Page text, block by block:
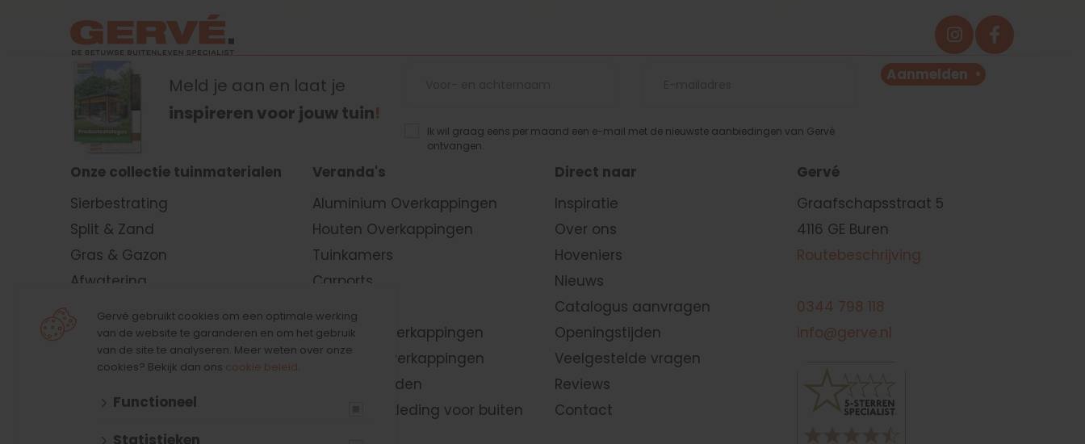
Meld je aan en laat je
inspireren voor jouw tuin!
Ik wil graag eens per maand een e-mail met de nieuwste aanbiedingen van Gervé
ontvangen.
Aanmelden
Onze collectie tuinmaterialen
Sierbestrating
Split & Zand
Gras & Gazon
Afwatering
Schuttingen &
Tuinafscheidingen
Gevelbekleding
Vlonders
Veranda's
Aluminium Overkappingen
Houten Overkappingen
Tuinkamers
Carports
Lamellen
overkappingen
Vouwdak overkappingen
Glazen wanden
Wandenbekleding voor buiten
Direct naar
Inspiratie
Over ons
Hoveniers
Nieuws
Catalogus aanvragen
Openingstijden
Veelgestelde vragen
Reviews
Contact
Gervé
Graafschapsstraat 5
4116 GE Buren
Routebeschrijving
0344 798 118
info@gerve.nl
Gervé gebruikt cookies om een optimale werking
van de website te garanderen en om het gebruik
van de site te analyseren. Meer weten over onze
cookies? Bekijk dan ons cookie beleid.
Functioneel
Statistieken